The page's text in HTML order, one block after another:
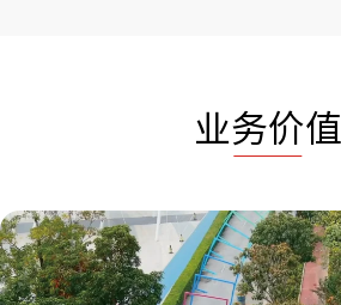
业务价值